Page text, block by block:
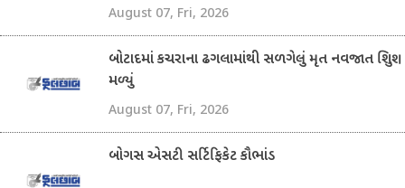
August 07, Fri, 2026
બોટાદમાં કચરાના ઢગલામાંથી સળગેલું મૃત નવજાત શિશુ
મળ્યું
August 07, Fri, 2026
બોગસ એસટી સર્ટિફિકેટ કૌભાંડ